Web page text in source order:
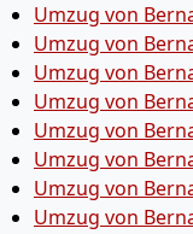
Umzug von
Umzug von
Umzug von
Umzug von
Umzug von
Umzug von
Umzug von
Umzug von